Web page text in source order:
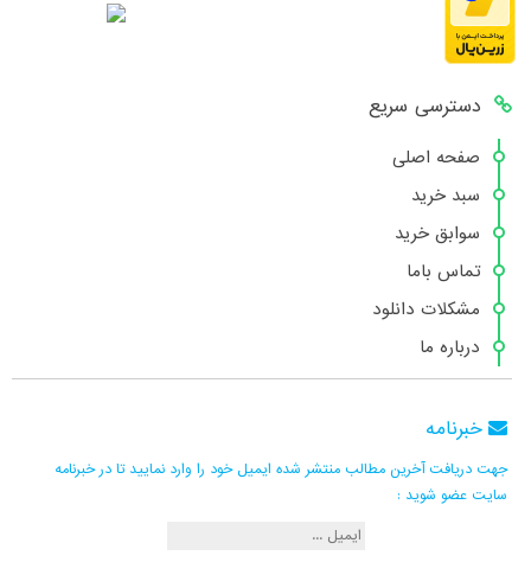
دسترسی سریع
صفحه اصلی
سبد خرید
سوابق خرید
تماس باما
مشکلات دانلود
درباره ما
خبرنامه
جهت دریافت آخرین مطالب منتشر شده ایمیل خود را وارد نمایید تا در خبرنامه
سایت عضو شوید :